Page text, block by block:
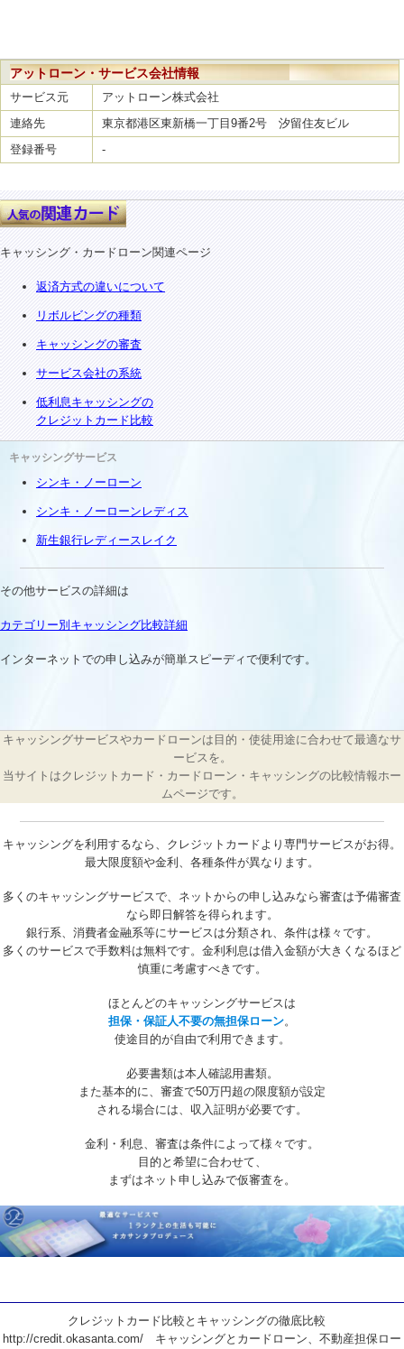
アットローン・サービス会社情報
サービス元
アットローン株式会社
連絡先
東京都港区東新橋一丁目9番2号 汐留住友ビル
登録番号
-
キャッシング・カードローン関連ページ
返済方式の違いについて
リボルビングの種類
キャッシングの審査
サービス会社の系統
低利息キャッシングの
クレジットカード比較
キャッシングサービス
シンキ・ノーローン
シンキ・ノーローンレディス
新生銀行レディースレイク
その他サービスの詳細は
カテゴリー別キャッシング比較詳細
インターネットでの申し込みが簡単スピーディで便利です。
キャッシングサービスやカードローンは目的・使徒用途に合わせて最適なサ
ービスを。
当サイトはクレジットカード・カードローン・キャッシングの比較情報ホー
ムページです。
キャッシングを利用するなら、クレジットカードより専門サービスがお得。
最大限度額や金利、各種条件が異なります。
多くのキャッシングサービスで、ネットからの申し込みなら審査は予備審査
なら即日解答を得られます。
銀行系、消費者金融系等にサービスは分類され、条件は様々です。
多くのサービスで手数料は無料です。金利利息は借入金額が大きくなるほど
慎重に考慮すべきです。
ほとんどのキャッシングサービスは
担保・保証人不要の無担保ローン。
使途目的が自由で利用できます。
必要書類は本人確認用書類。
また基本的に、審査で50万円超の限度額が設定
される場合には、収入証明が必要です。
金利・利息、審査は条件によって様々です。
目的と希望に合わせて、
まずはネット申し込みで仮審査を。
クレジットカード比較とキャッシングの徹底比較
http://credit.okasanta.com/ キャッシングとカードローン、不動産担保ロー